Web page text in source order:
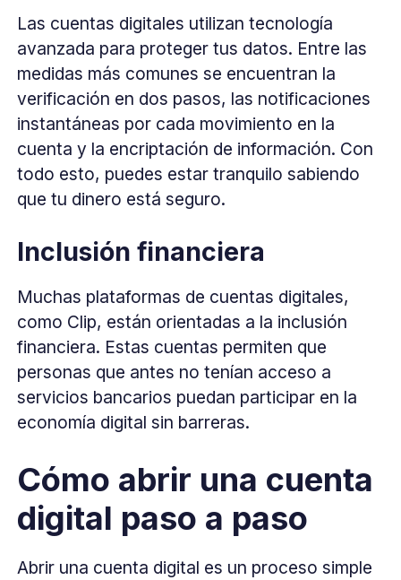
Las cuentas digitales utilizan tecnología
avanzada para proteger tus datos. Entre las
medidas más comunes se encuentran la
verificación en dos pasos, las notificaciones
instantáneas por cada movimiento en la
cuenta y la encriptación de información. Con
todo esto, puedes estar tranquilo sabiendo
que tu dinero está seguro.
Inclusión financiera
Muchas plataformas de cuentas digitales,
como Clip, están orientadas a la inclusión
financiera. Estas cuentas permiten que
personas que antes no tenían acceso a
servicios bancarios puedan participar en la
economía digital sin barreras.
Cómo abrir una cuenta
digital paso a paso
Abrir una cuenta digital es un proceso simple